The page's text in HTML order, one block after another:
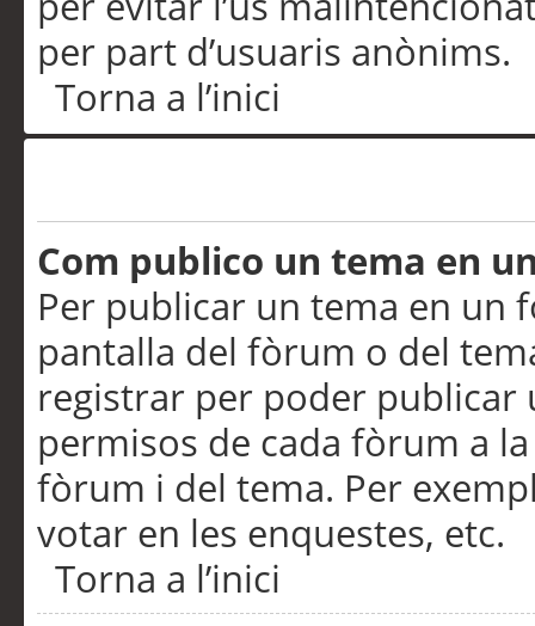
per part d’usuaris anònims.
Torna a l’inici
Com publico un tema en
Per publicar un tema en un
pantalla del fòrum o del
registrar per poder publicar
permisos de cada fòrum a
fòrum i del tema. Per
votar en les enquestes, etc.
Torna a l’inici